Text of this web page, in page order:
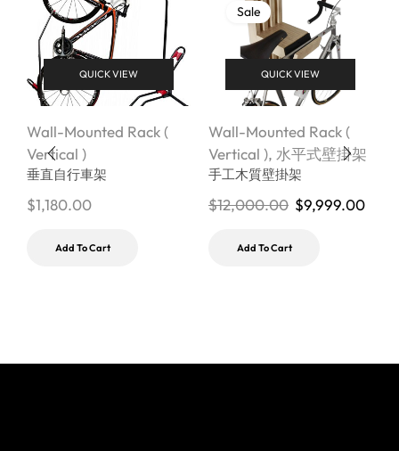
QUICK VIEW
Wall-Mounted Rack (
Vertical )
垂直自行車架
$1,180.00
Add To Cart
Sale
QUICK VIEW
Wall-Mounted Rack (
Vertical ), 水平式壁掛架
手工木質壁掛架
$12,000.00 $9,999.00
Add To Cart